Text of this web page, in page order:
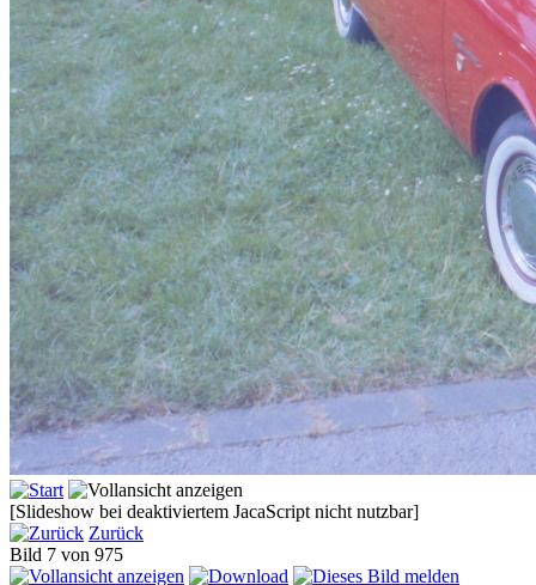
[Slideshow bei deaktiviertem JacaScript nicht nutzbar]
Zurück
Bild 7 von 975